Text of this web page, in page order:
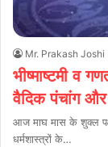
Mr. Prakash Joshi
भीष्माष्टमी व
वैदिक पंचांग और
आज माघ मास के शुक्ल पक्ष
धर्मशास्त्रों के…